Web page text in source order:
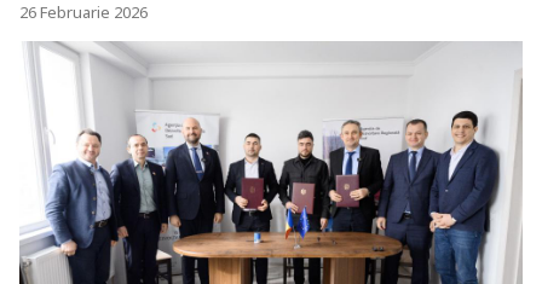
26 Februarie 2026